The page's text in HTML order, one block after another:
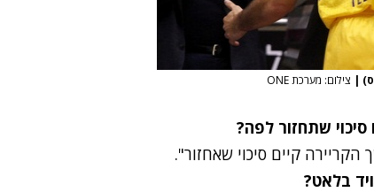
| צילום: מערכת ONE
שתחזור לפה?
קיים סיכוי שאחזור".
בלאט?